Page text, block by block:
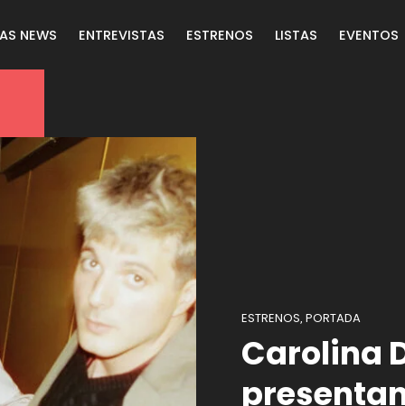
NEWS ENTREVISTAS ESTRENOS LISTAS EVENTOS
ESTRENOS PORTADA
Carolina